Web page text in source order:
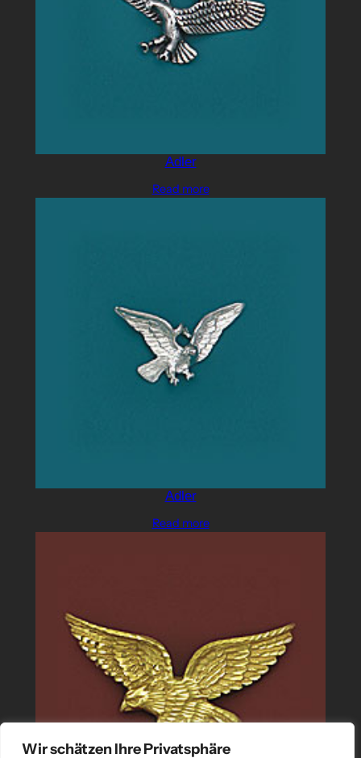
Wir schätzen Ihre Privatsphäre
Adler
Read more
Adler
Read more